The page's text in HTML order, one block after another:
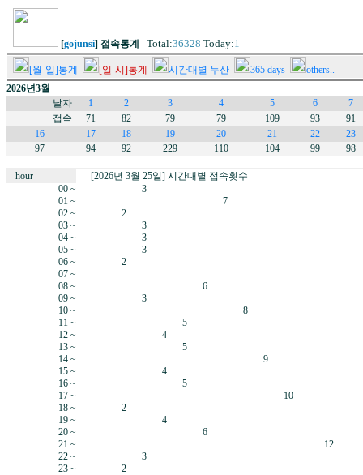
[gojunsi] 접속통계 Total:36328 Today:1
[월-일]통계 [일-시]통계 시간대별 누산 365 days
others..
2026년3월
날자
1 2 3 4 5 6
7
접속
71 82 79 79 109 93
91
16
17 18 19 20 21 22
23
97
94 92 229 110 104 99 98
hour
[2026년 3월 25일] 시간대별 접속횟수
00 ~
3
01 ~
7
02 ~
2
03 ~
3
04 ~
3
05 ~
3
06 ~
2
07 ~
08 ~
6
09 ~
3
10 ~
8
11 ~
5
12 ~
4
13 ~
5
14 ~
9
15 ~
4
16 ~
5
17 ~
10
18 ~
2
19 ~
4
20 ~
6
21 ~
12
22 ~
3
23 ~
2